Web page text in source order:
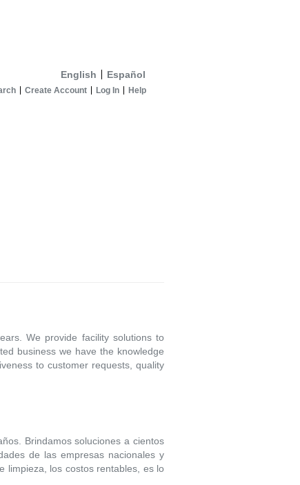
English Español
Create Account Log In Help
We provide facility solutions to
business we have the knowledge
to customer requests, quality
Brindamos soluciones a cientos
de las empresas nacionales y
limpieza, los costos rentables, es lo